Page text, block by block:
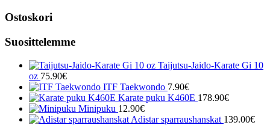
Ostoskori
Suosittelemme
Taijutsu-Jaido-Karate Gi 10
oz 75.90€
ITF Taekwondo 7.90€
Karate puku K460E 178.90€
Minipuku 12.90€
Adistar sparraushanskat 139.00€